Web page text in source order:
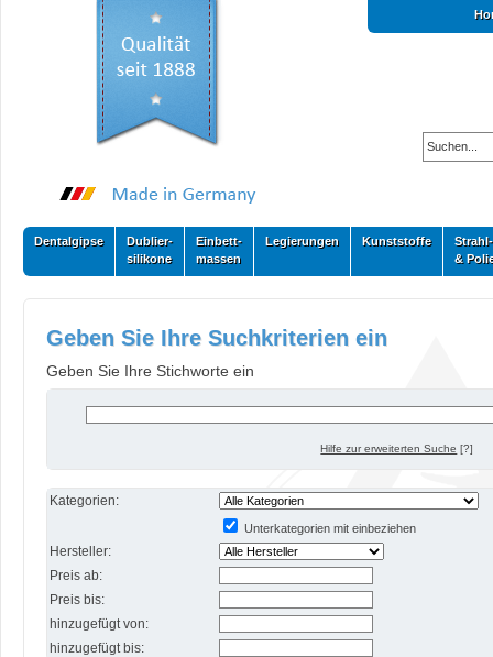
Dentalgipse
Dublier-
silikone
Einbett-
massen
Legierungen Kunststoffe
Strahl-
&
Geben Sie Ihre Suchkriterien ein
Geben Sie Ihre Stichworte ein
Hilfe zur erweiterten Suche [?]
Kategorien:
Unterkategorien mit einbeziehen
Hersteller:
Preis ab:
Preis bis:
hinzugefügt von:
hinzugefügt bis: